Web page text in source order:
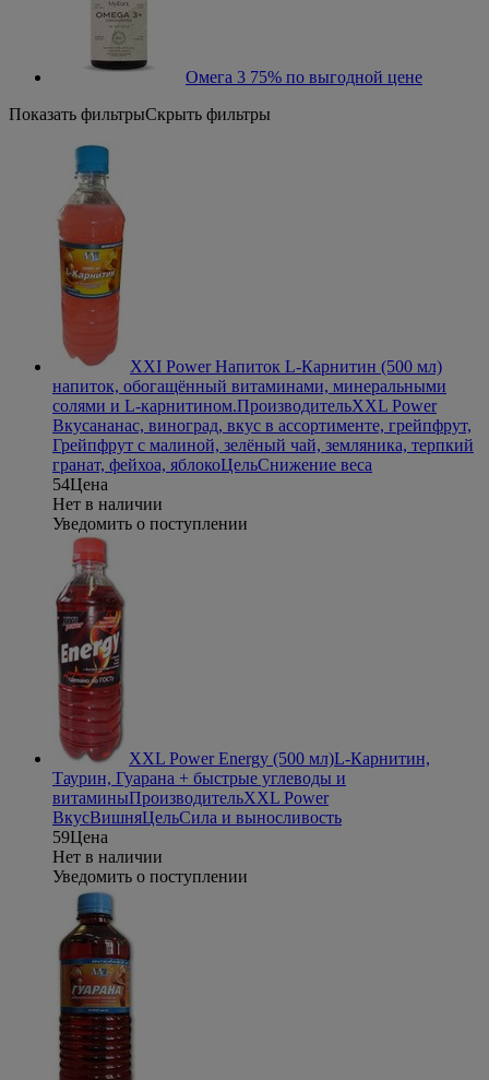
Омега 3 75% по выгодной цене
Показать фильтрыСкрыть фильтры
XXI Power Напиток L-Карнитин (500 мл)
напиток, обогащённый витаминами, минеральными
солями и L-карнитином.ПроизводительXXL Power
Вкусананас, виноград, вкус в ассортименте, грейпфрут,
Грейпфрут с малиной, зелёный чай, земляника, терпкий
гранат, фейхоа, яблокоЦельСнижение веса
54Цена
Нет в наличии
Уведомить о поступлении
XXL Power Energy (500 мл)L-Карнитин,
Таурин, Гуарана + быстрые углеводы и
витаминыПроизводительXXL Power
ВкусВишняЦельСила и выносливость
59Цена
Нет в наличии
Уведомить о поступлении